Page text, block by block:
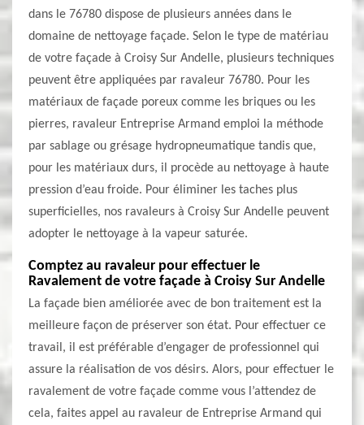
dans le 76780 dispose de plusieurs années dans le
domaine de nettoyage façade. Selon le type de matériau
de votre façade à Croisy Sur Andelle, plusieurs techniques
peuvent être appliquées par ravaleur 76780. Pour les
matériaux de façade poreux comme les briques ou les
pierres, ravaleur Entreprise Armand emploi la méthode
par sablage ou grésage hydropneumatique tandis que,
pour les matériaux durs, il procède au nettoyage à haute
pression d’eau froide. Pour éliminer les taches plus
superficielles, nos ravaleurs à Croisy Sur Andelle peuvent
adopter le nettoyage à la vapeur saturée.
Comptez au ravaleur pour effectuer le
Ravalement de votre façade à Croisy Sur Andelle
La façade bien améliorée avec de bon traitement est la
meilleure façon de préserver son état. Pour effectuer ce
travail, il est préférable d’engager de professionnel qui
assure la réalisation de vos désirs. Alors, pour effectuer le
ravalement de votre façade comme vous l’attendez de
cela, faites appel au ravaleur de Entreprise Armand qui